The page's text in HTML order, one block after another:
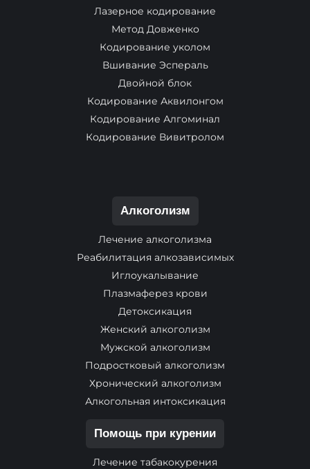
Лазерное кодирование
Метод Довженко
Кодирование уколом
Вшивание Эспераль
Двойной блок
Кодирование Аквилонгом
Кодирование Алгоминал
Кодирование Вивитролом
Алкоголизм
Лечение алкоголизма
Реабилитация алкозависимых
Иглоукалывание
Плазмаферез крови
Детоксикация
Женский алкоголизм
Мужской алкоголизм
Подростковый алкоголизм
Хронический алкоголизм
Алкогольная интоксикация
Помощь при курении
Лечение табакокурения